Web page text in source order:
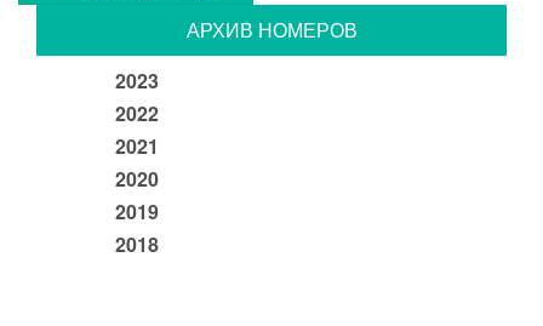
АРХИВ НОМЕРОВ
2023
2022
2021
2020
2019
2018